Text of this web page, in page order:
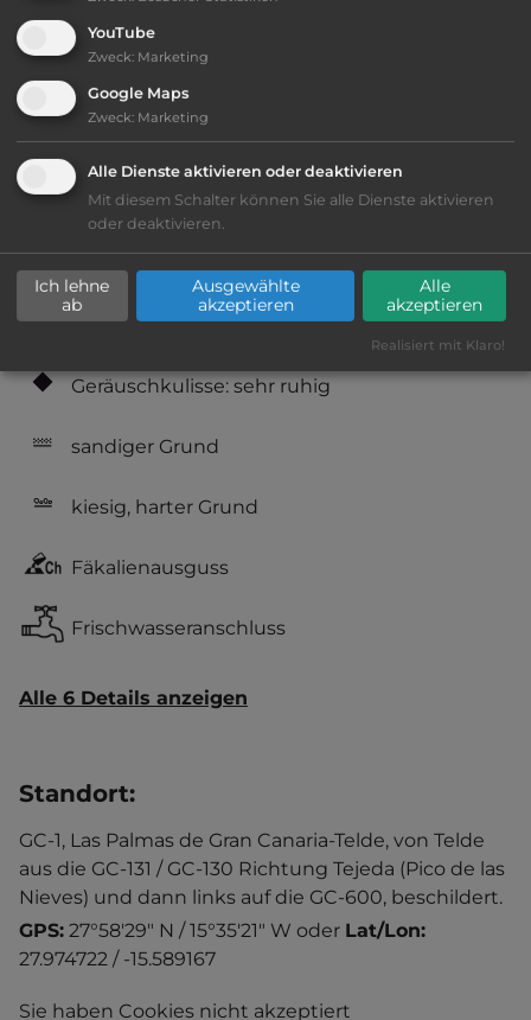
Ausstattung:
Lage: sehr schön
Geräuschkulisse: sehr ruhig
sandiger Grund
kiesig, harter Grund
Fäkalienausguss
Frischwasseranschluss
Alle 6 Details anzeigen
Standort:
GC-1, Las Palmas de Gran Canaria-Telde, von Telde
aus die GC-131 / GC-130 Richtung Tejeda (Pico de las
Nieves) und dann links auf die GC-600, beschildert.
GPS: 27°58'29" N / 15°35'21" W oder Lat/Lon:
27.974722 / -15.589167
Sie haben Cookies nicht akzeptiert
YouTube
Zweck: Marketing
Google Maps
Zweck: Marketing
Alle Dienste aktivieren oder deaktivieren
Mit diesem Schalter können Sie alle Dienste aktivieren
oder deaktivieren.
Ich lehne
ab
Ausgewählte
akzeptieren
Alle
akzeptieren
Realisiert mit Klaro!